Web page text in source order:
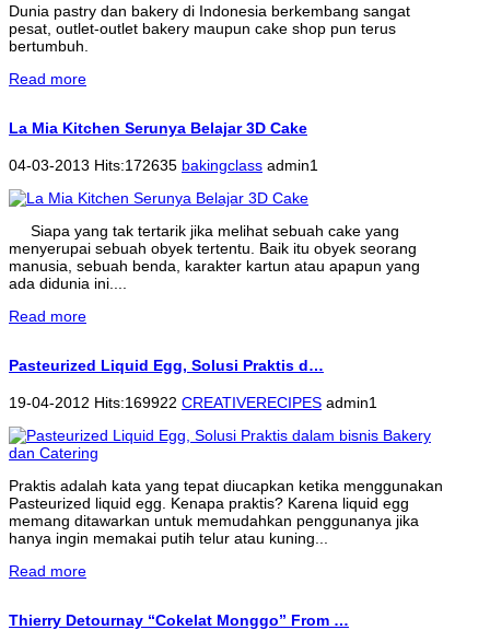
Dunia pastry dan bakery di Indonesia berkembang sangat
pesat, outlet-outlet bakery maupun cake shop pun terus
bertumbuh.
Read more
La Mia Kitchen Serunya Belajar 3D Cake
04-03-2013 Hits:172635 bakingclass admin1
Siapa yang tak tertarik jika melihat sebuah cake yang
menyerupai sebuah obyek tertentu. Baik itu obyek seorang
manusia, sebuah benda, karakter kartun atau apapun yang
ada didunia ini....
Read more
Pasteurized Liquid Egg, Solusi Praktis d…
19-04-2012 Hits:169922 CREATIVERECIPES admin1
Praktis adalah kata yang tepat diucapkan ketika menggunakan
Pasteurized liquid egg. Kenapa praktis? Karena liquid egg
memang ditawarkan untuk memudahkan penggunanya jika
hanya ingin memakai putih telur atau kuning...
Read more
Thierry Detournay “Cokelat Monggo” From …